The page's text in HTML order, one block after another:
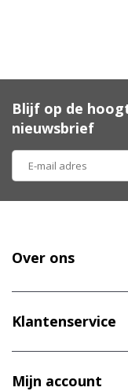
Blijf op de
nieuwsbrief
Over ons
Klantenservice
Mijn account